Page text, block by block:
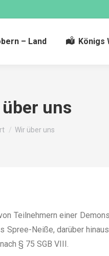
– Land Königs
uns
sich hier:
Wir über uns
Teilnehmern einer
Neiße, darüber
§ 75 SGB VIII.